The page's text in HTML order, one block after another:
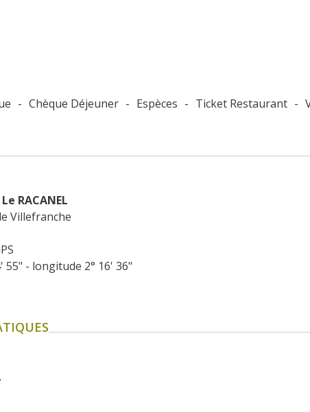
- Chèque Déjeuner - Espèces - Ticket Restaurant -
RACANEL
Villefranche
55" - longitude 2° 16' 36"